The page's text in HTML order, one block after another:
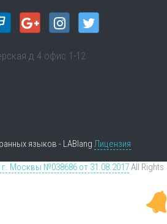
д.4 офис 1-12
языков - LABlang Лицензия
Москвы №038686 от 31.08.2017All Rights